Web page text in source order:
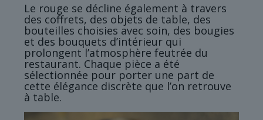
Le rouge se décline également à travers
des coffrets, des objets de table, des
bouteilles choisies avec soin, des bougies
et des bouquets d’intérieur qui
prolongent l’atmosphère feutrée du
restaurant. Chaque pièce a été
sélectionnée pour porter une part de
cette élégance discrète que l’on retrouve
à table.